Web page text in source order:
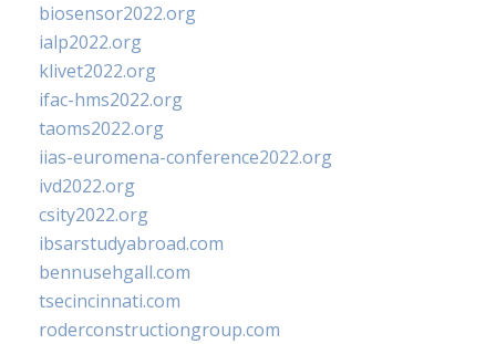
biosensor2022.org
ialp2022.org
klivet2022.org
ifac-hms2022.org
taoms2022.org
iias-euromena-conference2022.org
ivd2022.org
csity2022.org
ibsarstudyabroad.com
bennusehgall.com
tsecincinnati.com
roderconstructiongroup.com